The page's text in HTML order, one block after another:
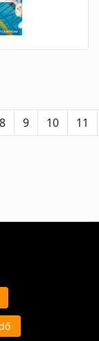
8 9 10 11